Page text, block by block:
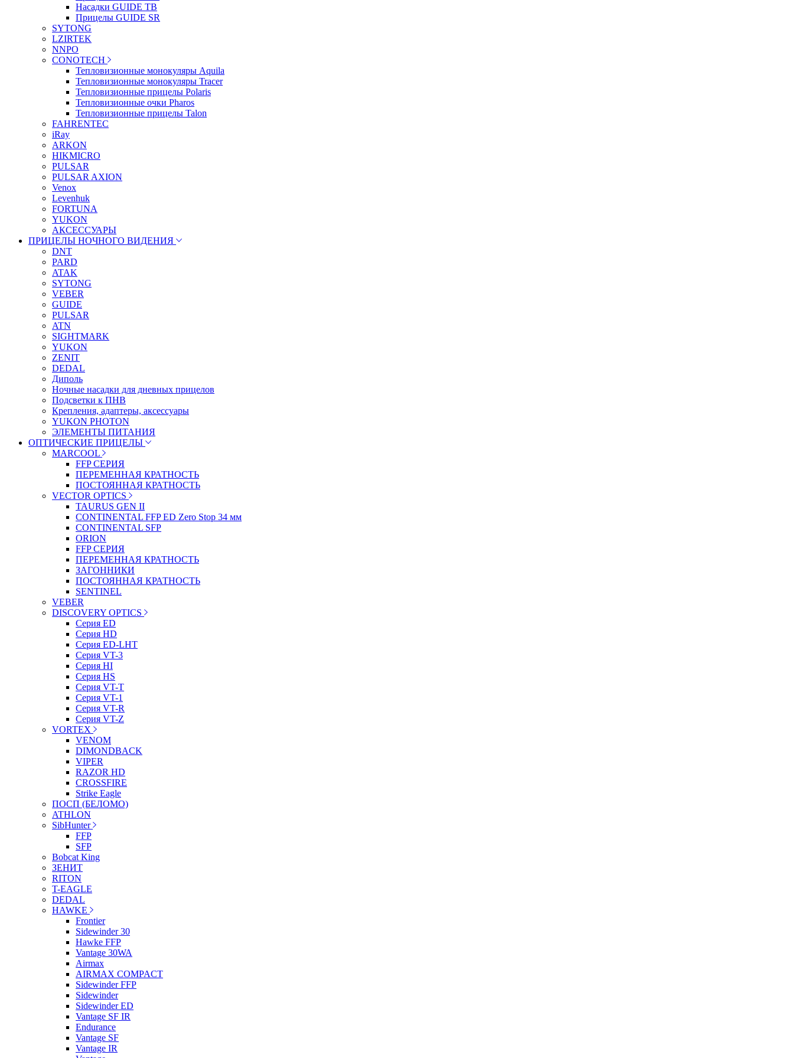
Насадки GUIDE TB
Прицелы GUIDE SR
SYTONG
LZIRTEK
NNPO
CONOTECH
Тепловизионные монокуляры Aquila
Тепловизионные монокуляры Tracer
Тепловизионные прицелы Polaris
Тепловизионные очки Pharos
Тепловизионные прицелы Talon
FAHRENTEC
iRay
ARKON
HIKMICRO
PULSAR
PULSAR AXION
Venox
Levenhuk
FORTUNA
YUKON
АКСЕССУАРЫ
ПРИЦЕЛЫ НОЧНОГО ВИДЕНИЯ
DNT
PARD
ATAK
SYTONG
VEBER
GUIDE
PULSAR
ATN
SIGHTMARK
YUKON
ZENIT
DEDAL
Диполь
Ночные насадки для дневных прицелов
Подсветки к ПНВ
Крепления, адаптеры, аксессуары
YUKON PHOTON
ЭЛЕМЕНТЫ ПИТАНИЯ
ОПТИЧЕСКИЕ ПРИЦЕЛЫ
MARCOOL
FFP СЕРИЯ
ПЕРЕМЕННАЯ КРАТНОСТЬ
ПОСТОЯННАЯ КРАТНОСТЬ
VECTOR OPTICS
TAURUS GEN II
CONTINENTAL FFP ED Zero Stop 34 мм
CONTINENTAL SFP
ORION
FFP СЕРИЯ
ПЕРЕМЕННАЯ КРАТНОСТЬ
ЗАГОННИКИ
ПОСТОЯННАЯ КРАТНОСТЬ
SENTINEL
VEBER
DISCOVERY OPTICS
Серия ED
Серия HD
Серия ED-LHT
Серия VT-3
Серия HI
Серия HS
Серия VT-T
Серия VT-1
Серия VT-R
Серия VT-Z
VORTEX
VENOM
DIMONDBACK
VIPER
RAZOR HD
CROSSFIRE
Strike Eagle
ПОСП (БЕЛОМО)
ATHLON
SibHunter
FFP
SFP
Bobcat King
ЗЕНИТ
RITON
T-EAGLE
DEDAL
HAWKE
Frontier
Sidewinder 30
Hawke FFP
Vantage 30WA
Airmax
AIRMAX COMPACT
Sidewinder FFP
Sidewinder
Sidewinder ED
Vantage SF IR
Endurance
Vantage SF
Vantage IR